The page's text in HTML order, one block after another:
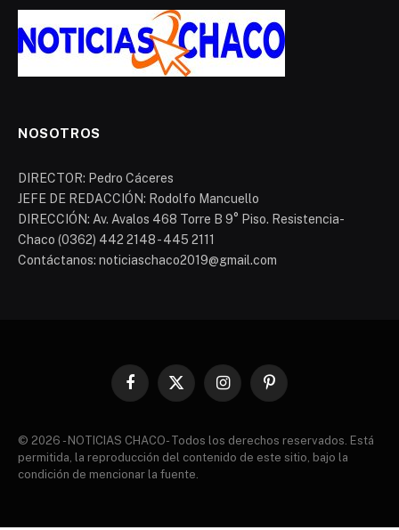
NOSOTROS
DIRECTOR: Pedro Cáceres
JEFE DE REDACCIÓN: Rodolfo Mancuello
DIRECCIÓN: Av. Avalos 468 Torre B 9° Piso. Resistencia-
Chaco (0362) 442 2148 - 445 2111
Contáctanos: noticiaschaco2019@gmail.com
Facebook
X
InstagramPinterest
© 2026 - NOTICIAS CHACO- Todos los derechos reservados. Está
permitida, la reproducción del contenido de este sitio, bajo la
condición de mencionar la fuente.